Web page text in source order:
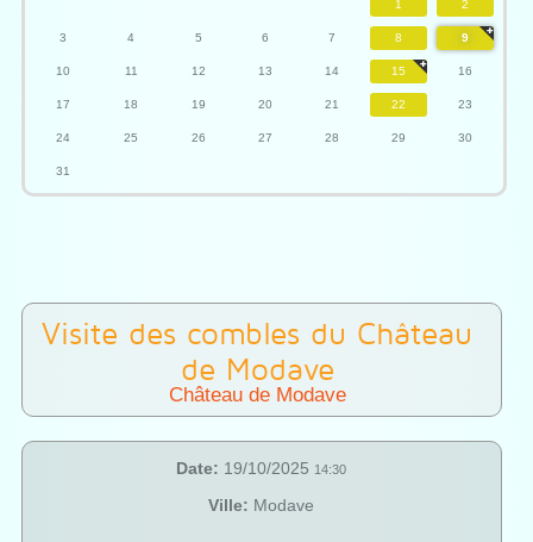
1 2
3 4 5 6 7 8 9
10 11 12 13 14 15 16
17 18 19 20 21 22 23
24 25 26 27 28 29 30
31
Visite des combles du Château
de Modave
Château de Modave
Date: 19/10/2025 14:30
Ville: Modave